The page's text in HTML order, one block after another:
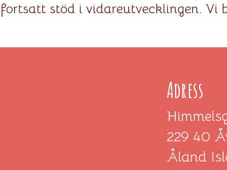
stöd i vidareutvecklingen. Vi
Adress
229 40
Åland